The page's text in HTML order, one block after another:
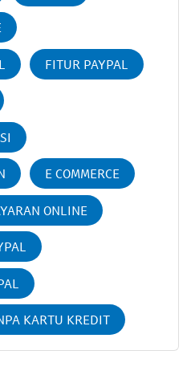
FITUR PAYPAL
E COMMERCE
ONLINE
KARTU KREDIT